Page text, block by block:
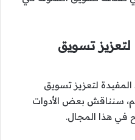
لتعزيز تسويق
المفيدة لتعزيز تسويق
سنناقش بعض الأدوات
في هذا المجال.